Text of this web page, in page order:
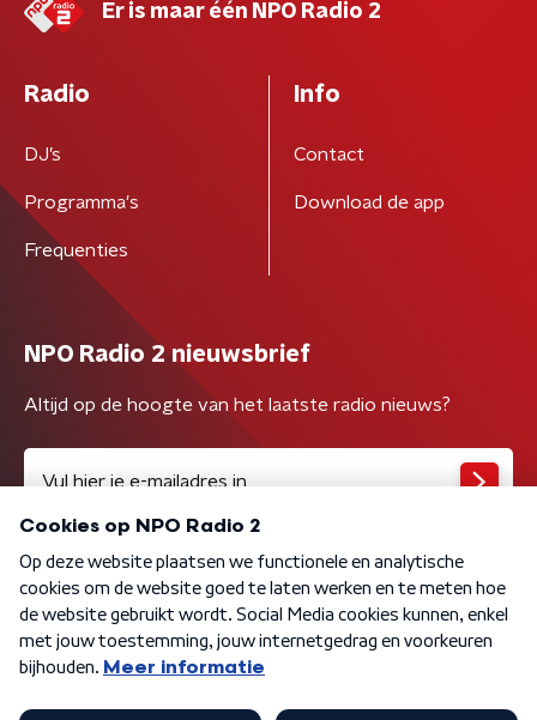
Er is maar één NPO Radio 2
Radio
DJ’s
Programma's
Frequenties
Info
Contact
Download de app
NPO Radio 2 nieuwsbrief
Altijd op de hoogte van het laatste radio nieuws?
Algemene voorwaarden